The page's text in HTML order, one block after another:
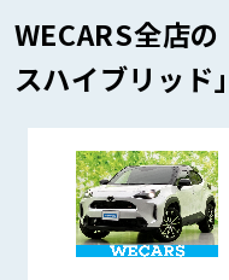
WECARS全店
スハイブリッド